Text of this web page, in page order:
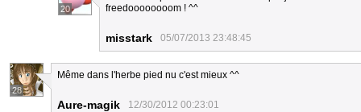
20
freedoooooooom ! ^^
misstark 05/07/2013 23:48:45
28
Même dans l'herbe pied nu c'est mieux ^^
Aure-magik 12/30/2012 00:23:01